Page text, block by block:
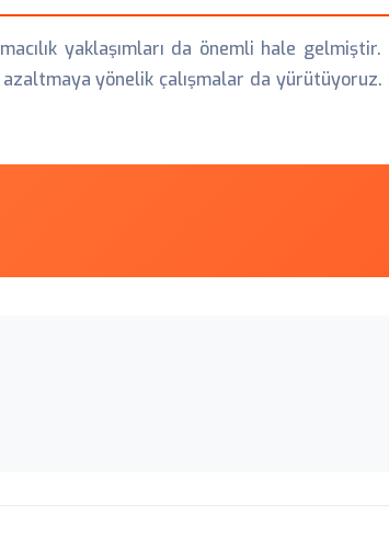
yaklaşımları da önemli hale
yönelik çalışmalar da yürütüyoruz.